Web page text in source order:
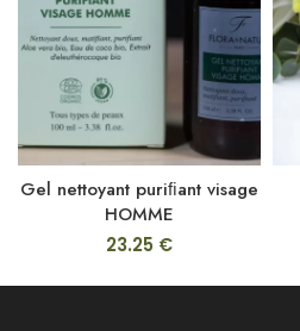
Gel nettoyant puriﬁant visage
HOMME
23.25 €